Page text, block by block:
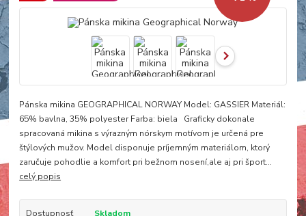
Pánska mikina GEOGRAPHICAL NORWAY Model: GASSIER Materiál:
65% bavlna, 35% polyester Farba: biela Graficky dokonale
spracovaná mikina s výrazným nórskym motívom je určená pre
štýlových mužov. Model disponuje príjemným materiálom, ktorý
zaručuje pohodlie a komfort pri bežnom nosení,ale aj pri šport...
celý popis
Dostupnosť
Skladom